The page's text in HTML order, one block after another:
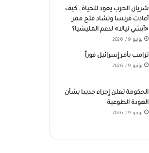
شريان الحرب يعود للحياة.. كيف
أعادت فرنسا وتشاد فتح ممر
«أبشي نيالا» لدعم المليشيا؟
يونيو 19, 2026
ترامب يأمر إسرائيل فوراً
يونيو 19, 2026
الحكومة تعلن إجراء جديدا بشأن
العودة الطوعية
يونيو 19, 2026